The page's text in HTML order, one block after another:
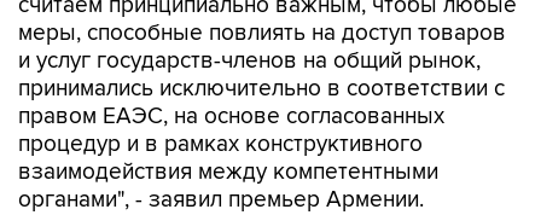
меры, способные повлиять на доступ товаров
и услуг государств-членов на общий рынок,
принимались исключительно в соответствии с
правом ЕАЭС, на основе согласованных
процедур и в рамках конструктивного
взаимодействия между компетентными
органами", - заявил премьер Армении.